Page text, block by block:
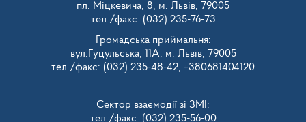
пл. Міцкевича, 8, м. Львів, 79005
тел./факс: (032) 235-76-73
Громадська приймальня:
вул.Гуцульська, 11А, м. Львів, 79005
тел./факс: (032) 235-48-42, +380681404120
Сектор взаємодії зі ЗМІ:
тел./факс: (032) 235-56-00